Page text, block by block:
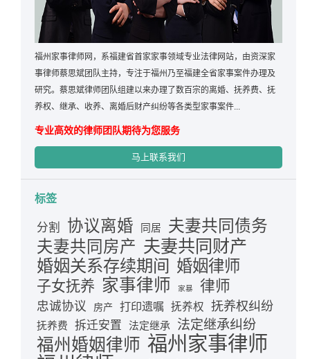
福州家事律师网，系福建省首家家事领域专业法律网站，由资深家
事律师蔡思斌团队主持，专注于福州乃至福建全省家事案件办理及
研究。蔡思斌律师团队组建以来办理了数百宗的离婚、抚养费、抚
养权、继承、收养、离婚后财产纠纷等各类型家事案件...
专业高效的律师团队期待为您服务
马上联系我们
标签
分割 协议离婚 同居 夫妻共同债务
夫妻共同房产 夫妻共同财产
婚姻关系存续期间 婚姻律师
子女抚养 家事律师 家暴 律师
忠诚协议 房产 打印遗嘱 抚养权 抚养权纠纷
抚养费 拆迁安置 法定继承 法定继承纠纷
福州婚姻律师 福州家事律师